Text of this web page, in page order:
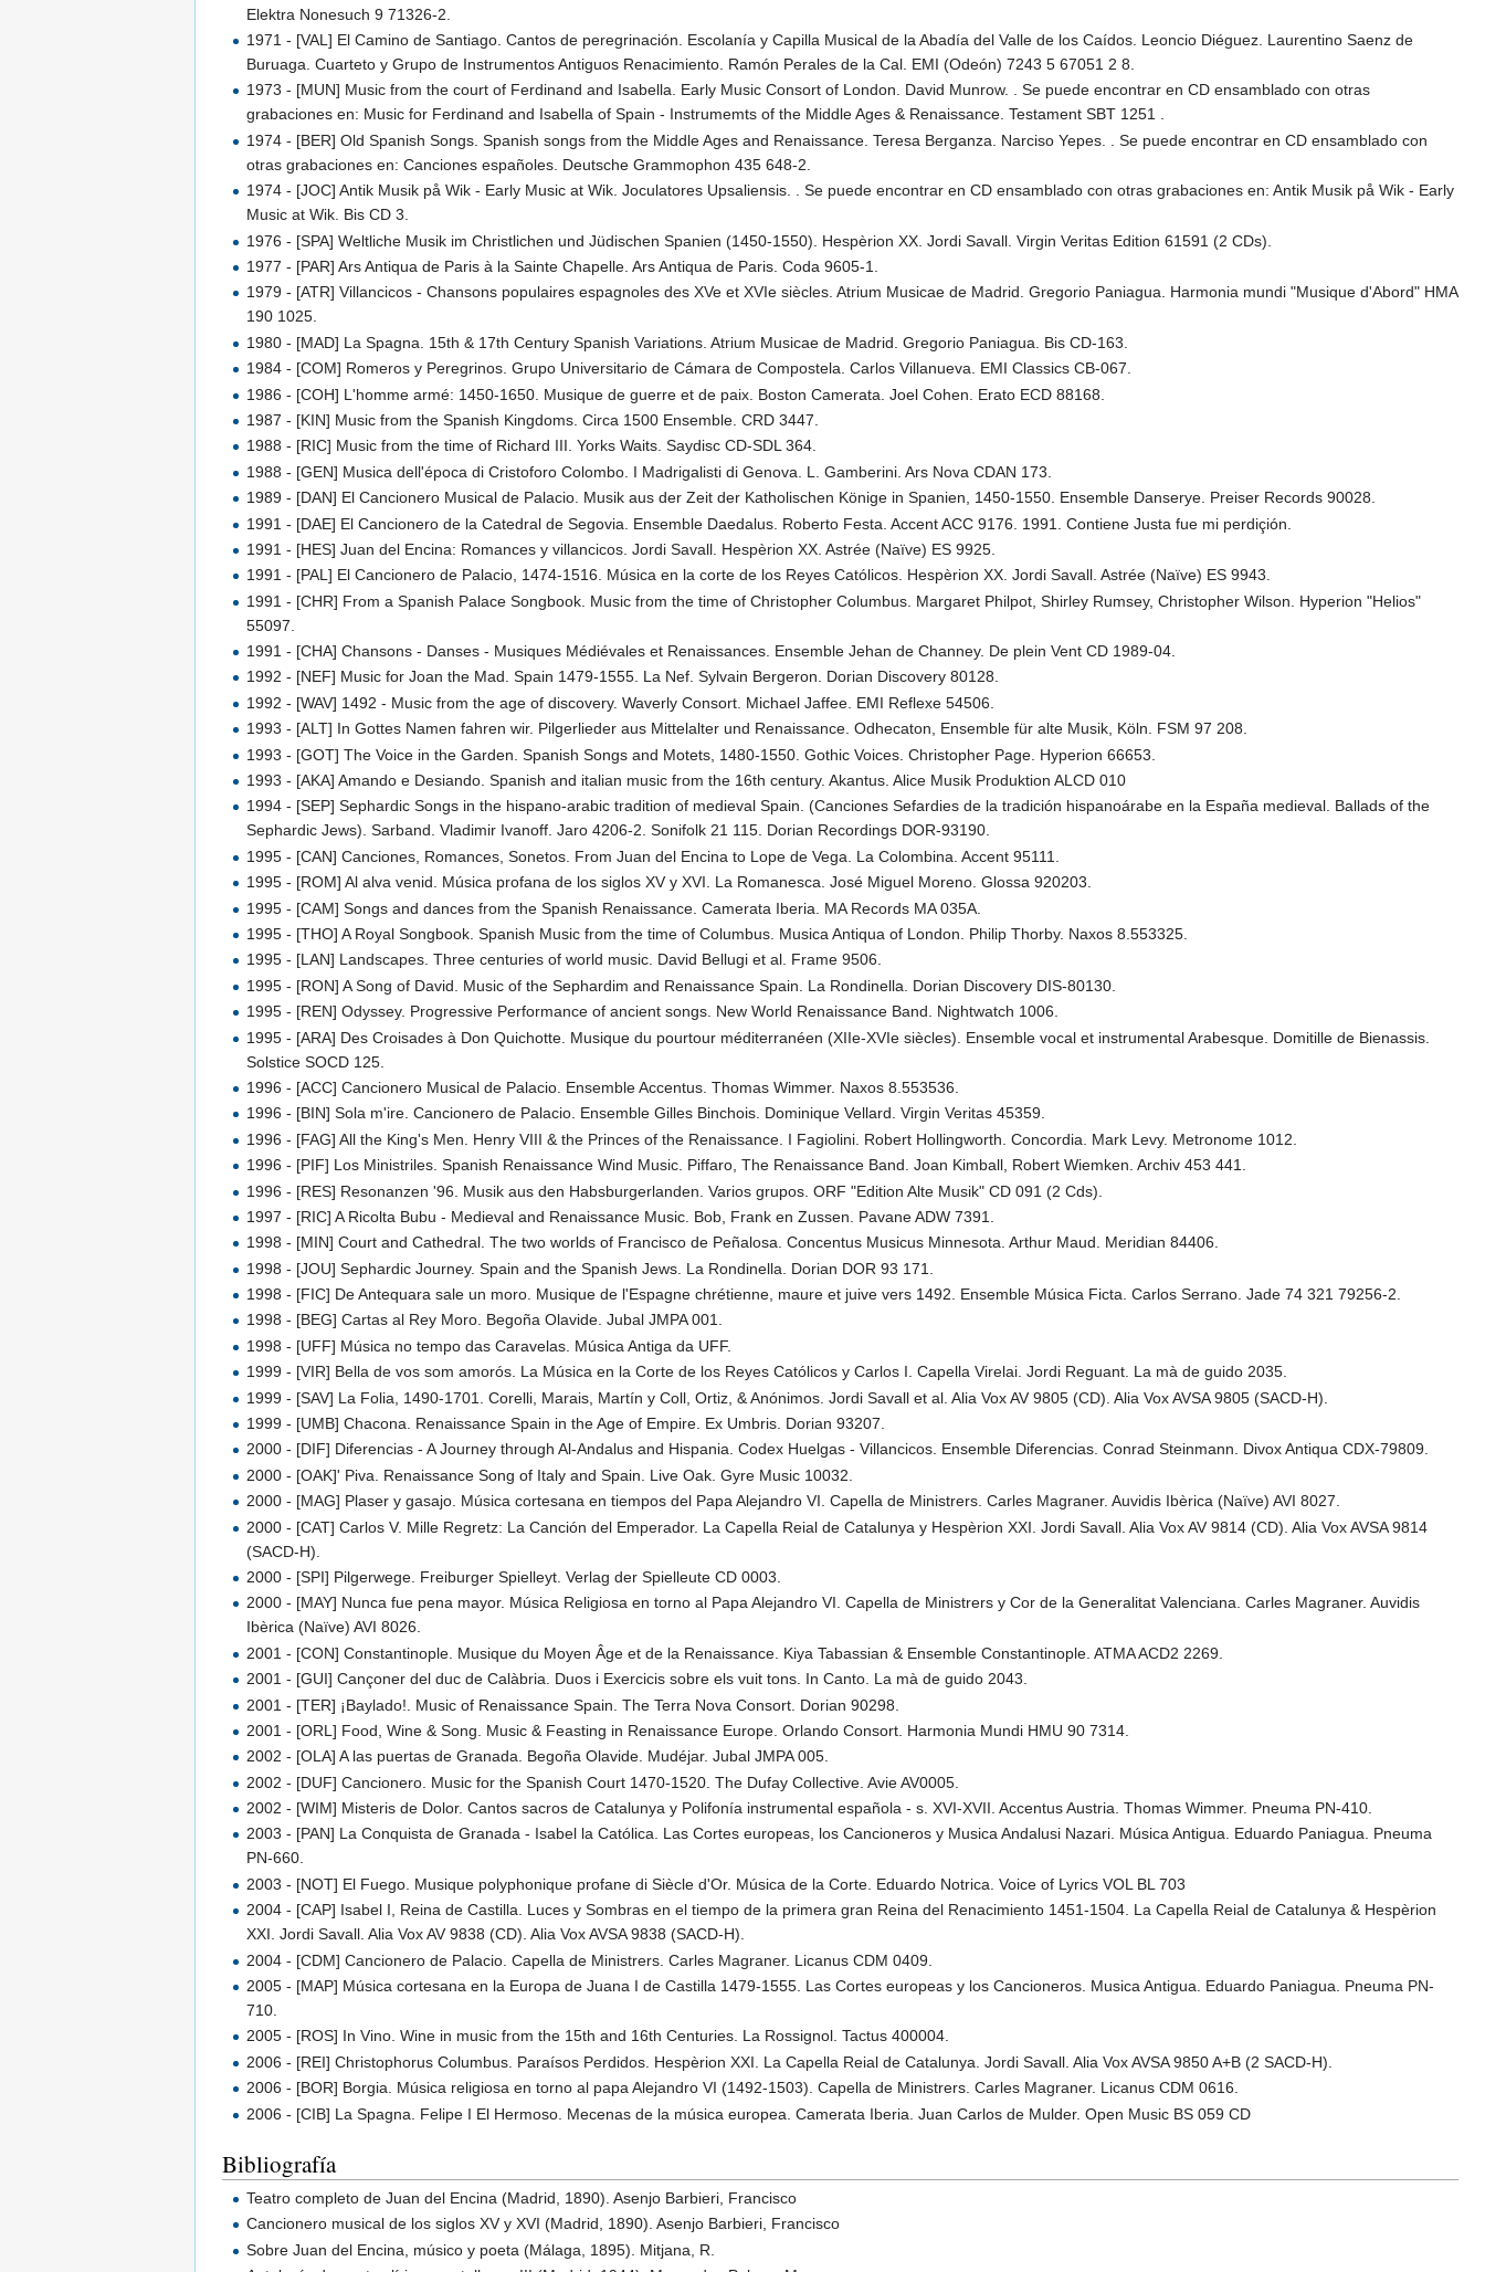
Elektra Nonesuch 9 71326-2.
1971 - [VAL] El Camino de Santiago. Cantos de peregrinación. Escolanía y Capilla Musical de la Abadía del Valle de los Caídos. Leoncio Diéguez. Laurentino Saenz de
Buruaga. Cuarteto y Grupo de Instrumentos Antiguos Renacimiento. Ramón Perales de la Cal. EMI (Odeón) 7243 5 67051 2 8.
1973 - [MUN] Music from the court of Ferdinand and Isabella. Early Music Consort of London. David Munrow. . Se puede encontrar en CD ensamblado con otras
grabaciones en: Music for Ferdinand and Isabella of Spain - Instrumemts of the Middle Ages & Renaissance. Testament SBT 1251 .
1974 - [BER] Old Spanish Songs. Spanish songs from the Middle Ages and Renaissance. Teresa Berganza. Narciso Yepes. . Se puede encontrar en CD ensamblado con
otras grabaciones en: Canciones españoles. Deutsche Grammophon 435 648-2.
1974 - [JOC] Antik Musik på Wik - Early Music at Wik. Joculatores Upsaliensis. . Se puede encontrar en CD ensamblado con otras grabaciones en: Antik Musik på Wik - Early
Music at Wik. Bis CD 3.
1976 - [SPA] Weltliche Musik im Christlichen und Jüdischen Spanien (1450-1550). Hespèrion XX. Jordi Savall. Virgin Veritas Edition 61591 (2 CDs).
1977 - [PAR] Ars Antiqua de Paris à la Sainte Chapelle. Ars Antiqua de Paris. Coda 9605-1.
1979 - [ATR] Villancicos - Chansons populaires espagnoles des XVe et XVIe siècles. Atrium Musicae de Madrid. Gregorio Paniagua. Harmonia mundi "Musique d'Abord" HMA
190 1025.
1980 - [MAD] La Spagna. 15th & 17th Century Spanish Variations. Atrium Musicae de Madrid. Gregorio Paniagua. Bis CD-163.
1984 - [COM] Romeros y Peregrinos. Grupo Universitario de Cámara de Compostela. Carlos Villanueva. EMI Classics CB-067.
1986 - [COH] L'homme armé: 1450-1650. Musique de guerre et de paix. Boston Camerata. Joel Cohen. Erato ECD 88168.
1987 - [KIN] Music from the Spanish Kingdoms. Circa 1500 Ensemble. CRD 3447.
1988 - [RIC] Music from the time of Richard III. Yorks Waits. Saydisc CD-SDL 364.
1988 - [GEN] Musica dell'época di Cristoforo Colombo. I Madrigalisti di Genova. L. Gamberini. Ars Nova CDAN 173.
1989 - [DAN] El Cancionero Musical de Palacio. Musik aus der Zeit der Katholischen Könige in Spanien, 1450-1550. Ensemble Danserye. Preiser Records 90028.
1991 - [DAE] El Cancionero de la Catedral de Segovia. Ensemble Daedalus. Roberto Festa. Accent ACC 9176. 1991. Contiene Justa fue mi perdiçión.
1991 - [HES] Juan del Encina: Romances y villancicos. Jordi Savall. Hespèrion XX. Astrée (Naïve) ES 9925.
1991 - [PAL] El Cancionero de Palacio, 1474-1516. Música en la corte de los Reyes Católicos. Hespèrion XX. Jordi Savall. Astrée (Naïve) ES 9943.
1991 - [CHR] From a Spanish Palace Songbook. Music from the time of Christopher Columbus. Margaret Philpot, Shirley Rumsey, Christopher Wilson. Hyperion "Helios"
55097.
1991 - [CHA] Chansons - Danses - Musiques Médiévales et Renaissances. Ensemble Jehan de Channey. De plein Vent CD 1989-04.
1992 - [NEF] Music for Joan the Mad. Spain 1479-1555. La Nef. Sylvain Bergeron. Dorian Discovery 80128.
1992 - [WAV] 1492 - Music from the age of discovery. Waverly Consort. Michael Jaffee. EMI Reflexe 54506.
1993 - [ALT] In Gottes Namen fahren wir. Pilgerlieder aus Mittelalter und Renaissance. Odhecaton, Ensemble für alte Musik, Köln. FSM 97 208.
1993 - [GOT] The Voice in the Garden. Spanish Songs and Motets, 1480-1550. Gothic Voices. Christopher Page. Hyperion 66653.
1993 - [AKA] Amando e Desiando. Spanish and italian music from the 16th century. Akantus. Alice Musik Produktion ALCD 010
1994 - [SEP] Sephardic Songs in the hispano-arabic tradition of medieval Spain. (Canciones Sefardies de la tradición hispanoárabe en la España medieval. Ballads of the
Sephardic Jews). Sarband. Vladimir Ivanoff. Jaro 4206-2. Sonifolk 21 115. Dorian Recordings DOR-93190.
1995 - [CAN] Canciones, Romances, Sonetos. From Juan del Encina to Lope de Vega. La Colombina. Accent 95111.
1995 - [ROM] Al alva venid. Música profana de los siglos XV y XVI. La Romanesca. José Miguel Moreno. Glossa 920203.
1995 - [CAM] Songs and dances from the Spanish Renaissance. Camerata Iberia. MA Records MA 035A.
1995 - [THO] A Royal Songbook. Spanish Music from the time of Columbus. Musica Antiqua of London. Philip Thorby. Naxos 8.553325.
1995 - [LAN] Landscapes. Three centuries of world music. David Bellugi et al. Frame 9506.
1995 - [RON] A Song of David. Music of the Sephardim and Renaissance Spain. La Rondinella. Dorian Discovery DIS-80130.
1995 - [REN] Odyssey. Progressive Performance of ancient songs. New World Renaissance Band. Nightwatch 1006.
1995 - [ARA] Des Croisades à Don Quichotte. Musique du pourtour méditerranéen (XIIe-XVIe siècles). Ensemble vocal et instrumental Arabesque. Domitille de Bienassis.
Solstice SOCD 125.
1996 - [ACC] Cancionero Musical de Palacio. Ensemble Accentus. Thomas Wimmer. Naxos 8.553536.
1996 - [BIN] Sola m'ire. Cancionero de Palacio. Ensemble Gilles Binchois. Dominique Vellard. Virgin Veritas 45359.
1996 - [FAG] All the King's Men. Henry VIII & the Princes of the Renaissance. I Fagiolini. Robert Hollingworth. Concordia. Mark Levy. Metronome 1012.
1996 - [PIF] Los Ministriles. Spanish Renaissance Wind Music. Piffaro, The Renaissance Band. Joan Kimball, Robert Wiemken. Archiv 453 441.
1996 - [RES] Resonanzen '96. Musik aus den Habsburgerlanden. Varios grupos. ORF "Edition Alte Musik" CD 091 (2 Cds).
1997 - [RIC] A Ricolta Bubu - Medieval and Renaissance Music. Bob, Frank en Zussen. Pavane ADW 7391.
1998 - [MIN] Court and Cathedral. The two worlds of Francisco de Peñalosa. Concentus Musicus Minnesota. Arthur Maud. Meridian 84406.
1998 - [JOU] Sephardic Journey. Spain and the Spanish Jews. La Rondinella. Dorian DOR 93 171.
1998 - [FIC] De Antequara sale un moro. Musique de l'Espagne chrétienne, maure et juive vers 1492. Ensemble Música Ficta. Carlos Serrano. Jade 74 321 79256-2.
1998 - [BEG] Cartas al Rey Moro. Begoña Olavide. Jubal JMPA 001.
1998 - [UFF] Música no tempo das Caravelas. Música Antiga da UFF.
1999 - [VIR] Bella de vos som amorós. La Música en la Corte de los Reyes Católicos y Carlos I. Capella Virelai. Jordi Reguant. La mà de guido 2035.
1999 - [SAV] La Folia, 1490-1701. Corelli, Marais, Martín y Coll, Ortiz, & Anónimos. Jordi Savall et al. Alia Vox AV 9805 (CD). Alia Vox AVSA 9805 (SACD-H).
1999 - [UMB] Chacona. Renaissance Spain in the Age of Empire. Ex Umbris. Dorian 93207.
2000 - [DIF] Diferencias - A Journey through Al-Andalus and Hispania. Codex Huelgas - Villancicos. Ensemble Diferencias. Conrad Steinmann. Divox Antiqua CDX-79809.
2000 - [OAK]' Piva. Renaissance Song of Italy and Spain. Live Oak. Gyre Music 10032.
2000 - [MAG] Plaser y gasajo. Música cortesana en tiempos del Papa Alejandro VI. Capella de Ministrers. Carles Magraner. Auvidis Ibèrica (Naïve) AVI 8027.
2000 - [CAT] Carlos V. Mille Regretz: La Canción del Emperador. La Capella Reial de Catalunya y Hespèrion XXI. Jordi Savall. Alia Vox AV 9814 (CD). Alia Vox AVSA 9814
(SACD-H).
2000 - [SPI] Pilgerwege. Freiburger Spielleyt. Verlag der Spielleute CD 0003.
2000 - [MAY] Nunca fue pena mayor. Música Religiosa en torno al Papa Alejandro VI. Capella de Ministrers y Cor de la Generalitat Valenciana. Carles Magraner. Auvidis
Ibèrica (Naïve) AVI 8026.
2001 - [CON] Constantinople. Musique du Moyen Âge et de la Renaissance. Kiya Tabassian & Ensemble Constantinople. ATMA ACD2 2269.
2001 - [GUI] Cançoner del duc de Calàbria. Duos i Exercicis sobre els vuit tons. In Canto. La mà de guido 2043.
2001 - [TER] ¡Baylado!. Music of Renaissance Spain. The Terra Nova Consort. Dorian 90298.
2001 - [ORL] Food, Wine & Song. Music & Feasting in Renaissance Europe. Orlando Consort. Harmonia Mundi HMU 90 7314.
2002 - [OLA] A las puertas de Granada. Begoña Olavide. Mudéjar. Jubal JMPA 005.
2002 - [DUF] Cancionero. Music for the Spanish Court 1470-1520. The Dufay Collective. Avie AV0005.
2002 - [WIM] Misteris de Dolor. Cantos sacros de Catalunya y Polifonía instrumental española - s. XVI-XVII. Accentus Austria. Thomas Wimmer. Pneuma PN-410.
2003 - [PAN] La Conquista de Granada - Isabel la Católica. Las Cortes europeas, los Cancioneros y Musica Andalusi Nazari. Música Antigua. Eduardo Paniagua. Pneuma
PN-660.
2003 - [NOT] El Fuego. Musique polyphonique profane di Siècle d'Or. Música de la Corte. Eduardo Notrica. Voice of Lyrics VOL BL 703
2004 - [CAP] Isabel I, Reina de Castilla. Luces y Sombras en el tiempo de la primera gran Reina del Renacimiento 1451-1504. La Capella Reial de Catalunya & Hespèrion
XXI. Jordi Savall. Alia Vox AV 9838 (CD). Alia Vox AVSA 9838 (SACD-H).
2004 - [CDM] Cancionero de Palacio. Capella de Ministrers. Carles Magraner. Licanus CDM 0409.
2005 - [MAP] Música cortesana en la Europa de Juana I de Castilla 1479-1555. Las Cortes europeas y los Cancioneros. Musica Antigua. Eduardo Paniagua. Pneuma PN-
710.
2005 - [ROS] In Vino. Wine in music from the 15th and 16th Centuries. La Rossignol. Tactus 400004.
2006 - [REI] Christophorus Columbus. Paraísos Perdidos. Hespèrion XXI. La Capella Reial de Catalunya. Jordi Savall. Alia Vox AVSA 9850 A+B (2 SACD-H).
2006 - [BOR] Borgia. Música religiosa en torno al papa Alejandro VI (1492-1503). Capella de Ministrers. Carles Magraner. Licanus CDM 0616.
2006 - [CIB] La Spagna. Felipe I El Hermoso. Mecenas de la música europea. Camerata Iberia. Juan Carlos de Mulder. Open Music BS 059 CD
Bibliografía
Teatro completo de Juan del Encina (Madrid, 1890). Asenjo Barbieri, Francisco
Cancionero musical de los siglos XV y XVI (Madrid, 1890). Asenjo Barbieri, Francisco
Sobre Juan del Encina, músico y poeta (Málaga, 1895). Mitjana, R.